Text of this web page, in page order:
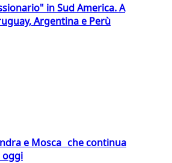
in Sud America. A
Argentina e Perù
e Mosca che continua
oggi